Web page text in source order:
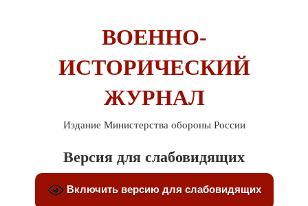
ВОЕННО-
ИСТОРИЧЕСКИЙ
ЖУРНАЛ
Издание Министерства обороны России
Версия для слабовидящих
Включить версию для слабовидящих